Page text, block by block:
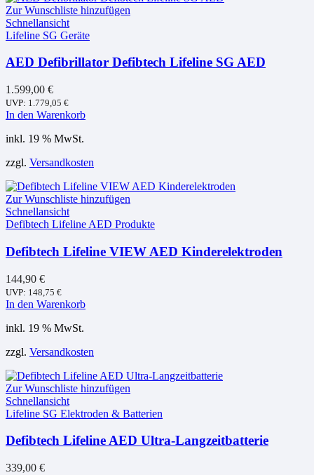
Zur Wunschliste hinzufügen
Schnellansicht
Lifeline SG Geräte
AED Defibrillator Defibtech Lifeline SG AED
1.599,00 €
UVP: 1.779,05 €
In den Warenkorb
inkl. 19 % MwSt.
zzgl. Versandkosten
Zur Wunschliste hinzufügen
Schnellansicht
Defibtech Lifeline AED Produkte
Defibtech Lifeline VIEW AED Kinderelektroden
144,90 €
UVP: 148,75 €
In den Warenkorb
inkl. 19 % MwSt.
zzgl. Versandkosten
Zur Wunschliste hinzufügen
Schnellansicht
Lifeline SG Elektroden & Batterien
Defibtech Lifeline AED Ultra-Langzeitbatterie
339,00 €